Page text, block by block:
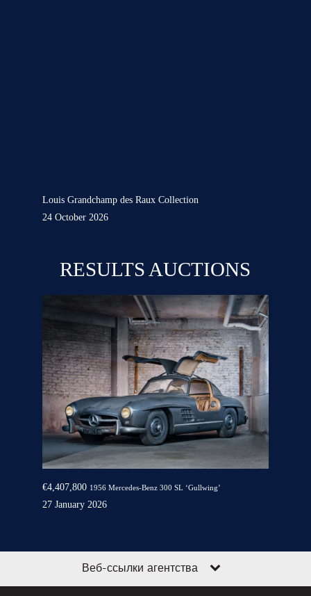
Louis Grandchamp des Raux Collection
24 October 2026
RESULTS AUCTIONS
€4,407,800 1956 Mercedes-Benz 300 SL ‘Gullwing’
27 January 2026
Веб-ссылки агентства